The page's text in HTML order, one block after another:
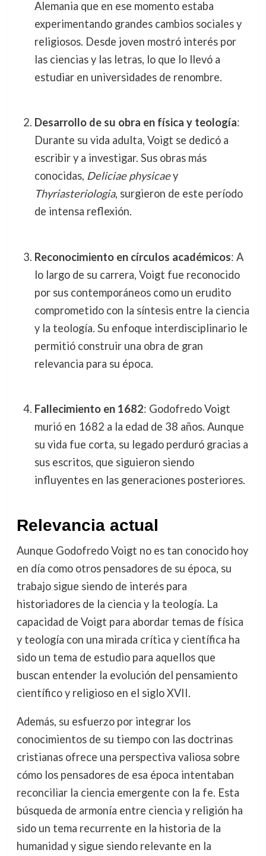
Alemania que en ese momento estaba
experimentando grandes cambios sociales y
religiosos. Desde joven mostró interés por
las ciencias y las letras, lo que lo llevó a
estudiar en universidades de renombre.
Desarrollo de su obra en física y teología:
Durante su vida adulta, Voigt se dedicó a
escribir y a investigar. Sus obras más
conocidas, Deliciae physicaey
Thyriasteriologia, surgieron de este período
de intensa reflexión.
Reconocimiento en círculos académicos: A
lo largo de su carrera, Voigt fue reconocido
por sus contemporáneos como un erudito
comprometido con la síntesis entre la ciencia
y la teología. Su enfoque interdisciplinario le
permitió construir una obra de gran
relevancia para su época.
Fallecimiento en 1682: Godofredo Voigt
murió en 1682 a la edad de 38 años. Aunque
su vida fue corta, su legado perduró gracias a
sus escritos, que siguieron siendo
influyentes en las generaciones posteriores.
Relevancia actual
Aunque Godofredo Voigt no es tan conocido hoy
en día como otros pensadores de su época, su
trabajo sigue siendo de interés para
historiadores de la ciencia y la teología. La
capacidad de Voigt para abordar temas de física
y teología con una mirada crítica y científica ha
sido un tema de estudio para aquellos que
buscan entender la evolución del pensamiento
científico y religioso en el siglo XVII.
Además, su esfuerzo por integrar los
conocimientos de su tiempo con las doctrinas
cristianas ofrece una perspectiva valiosa sobre
cómo los pensadores de esa época intentaban
reconciliar la ciencia emergente con la fe. Esta
búsqueda de armonía entre ciencia y religión ha
sido un tema recurrente en la historia de la
humanidad y sigue siendo relevante en la